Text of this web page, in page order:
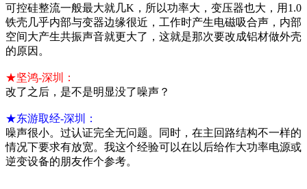
可控硅整流一般最大就几K，所以功率大，变压器也大，用1.0
铁壳几乎内部与变器边缘很近，工作时产生电磁吸合声，内部
空间大产生共振声音就更大了，这就是那次要改成铝材做外壳
的原因。
★坚鸿-深圳：
改了之后，是不是明显没了噪声？
★东游取经-深圳：
噪声很小。过认证完全无问题。同时，在主回路结构不一样的
情况下要求有放宽。我这个经验可以在以后给作大功率电源或
逆变设备的朋友作个参考。